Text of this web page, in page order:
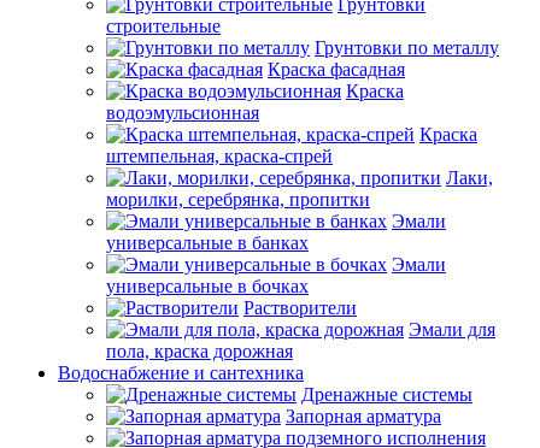
Грунтовки
строительные
Грунтовки по металлу
Краска фасадная
Краска
водоэмульсионная
Краска
штемпельная, краска-спрей
Лаки,
морилки, серебрянка, пропитки
Эмали
универсальные в банках
Эмали
универсальные в бочках
Растворители
Эмали для
пола, краска дорожная
Водоснабжение и сантехника
Дренажные системы
Запорная арматура